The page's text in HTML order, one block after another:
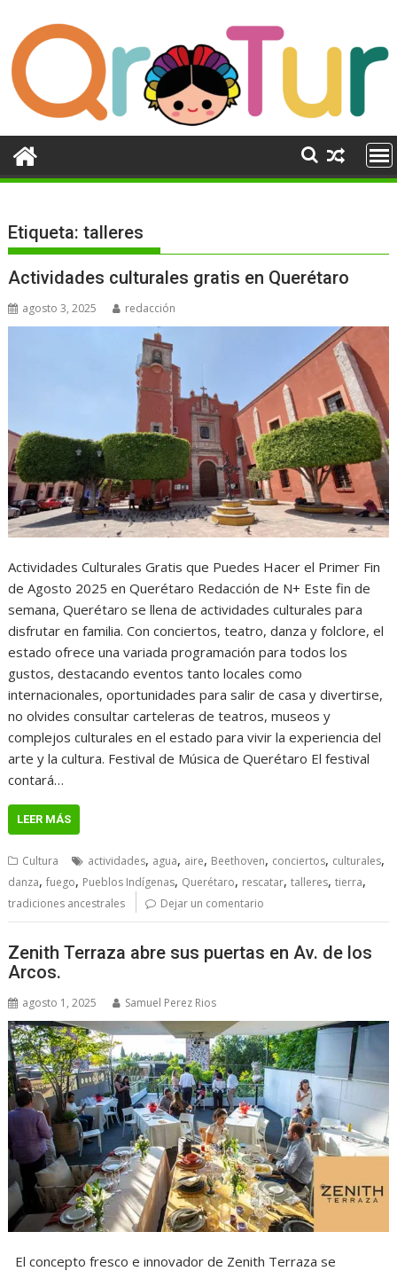
contenido
Etiqueta:talleres
Actividades culturales gratis en Querétaro
agosto 3, 2025 redacción
Actividades Culturales Gratis que Puedes Hacer el Primer Fin
de Agosto 2025 en Querétaro Redacción de N+ Este fin de
semana, Querétaro se llena de actividades culturales para
disfrutar en familia. Con conciertos, teatro, danza y folclore, el
estado ofrece una variada programación para todos los
gustos, destacando eventos tanto locales como
internacionales, oportunidades para salir de casa y divertirse,
no olvides consultar carteleras de teatros, museos y
complejos culturales en el estado para vivir la experiencia del
arte y la cultura. Festival de Música de Querétaro El festival
contará…
LEER MÁS
Cultura actividades, agua, aire, Beethoven, conciertos, culturales,
danza,fuego, Pueblos Indígenas, Querétaro, rescatar,talleres,tierra,
tradiciones ancestrales Dejar un comentario
Zenith Terraza abre sus puertas en Av. de los
Arcos.
agosto 1, 2025 Samuel Perez Rios
El concepto fresco e innovador de Zenith Terraza se